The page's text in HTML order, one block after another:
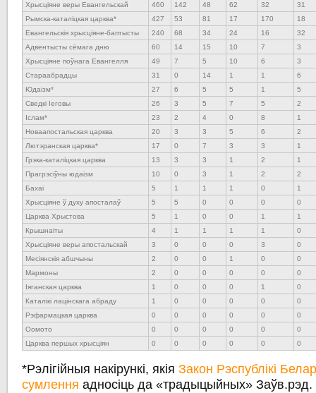
Хрысціяне веры Евангельскай 460 142 48 62 32
31
Рымска-каталіцкая царква*
427 53 81 17 170
18
Евангельскія хрысціяне-баптысты
240 68 34 24 16
32
Адвентысты сёмага дню
60 14 15 10 7
3
Хрысціяне поўнага Евангелля
49 7 5 10 6
3
Стараабрадцы
31 0 14 1 1
6
Юдаізм*
27 6 5 5 1
5
Сведкі Іеговы
26 3 5 7 5
2
Іслам*
23 2 4 0 8
1
Новаапостальская царква
20 3 3 5 6
2
Лютэранская царква*
17 0 7 3 3
1
Грэка-каталіцкая царква
13 3 3 1 2
1
Прагрэсіўны юдаізм
10 0 3 1 2
2
Бахаі
5 1 1 1 0
1
Хрысціяне ў духу апосталаў
5 5 0 0 0
0
Царква Хрыстова
5 1 0 0 1
1
Крышнаіты
4 1 1 1 1
0
Хрысціяне веры апостальскай
3 0 0 0 3
0
Месіянскія абшчыны
2 0 0 1 0
0
Мармоны
2 0 0 0 0
0
Іяганская царква
1 0 0 0 1
0
Каталікі лацінскага абраду
1 0 0 0 0
0
Рэфармацкая царква
0 0 0 0 0
0
Оомото
0 0 0 0 0
0
Царква першых хрысціян
0 0 0 0 0 0
*Рэлігійныя накірункі, якіяЗакон Рэспублікі
сумленняадносіць да «традыцыйных»Заўв.рэд.